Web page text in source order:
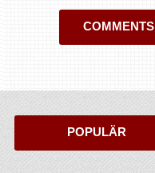
COMMENTS
POPULÄR